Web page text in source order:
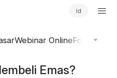
Id
Webinar OnlineFokus
Emas?